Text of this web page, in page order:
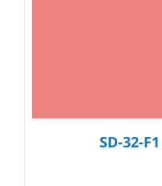
SD-32-